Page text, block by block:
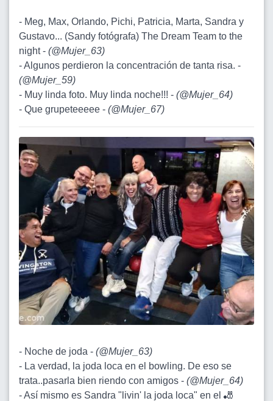
- Meg, Max, Orlando, Pichi, Patricia, Marta, Sandra y
Gustavo... (Sandy fotógrafa) The Dream Team to the
night - (@Mujer_63)
- Algunos perdieron la concentración de tanta risa. -
(@Mujer_59)
- Muy linda foto. Muy linda noche!!! - (@Mujer_64)
- Que grupeteeeee - (@Mujer_67)
- Noche de joda - (@Mujer_63)
- La verdad, la joda loca en el bowling. De eso se
trata..pasarla bien riendo con amigos - (@Mujer_64)
- Así mismo es Sandra "livin' la joda loca" en el 🎳